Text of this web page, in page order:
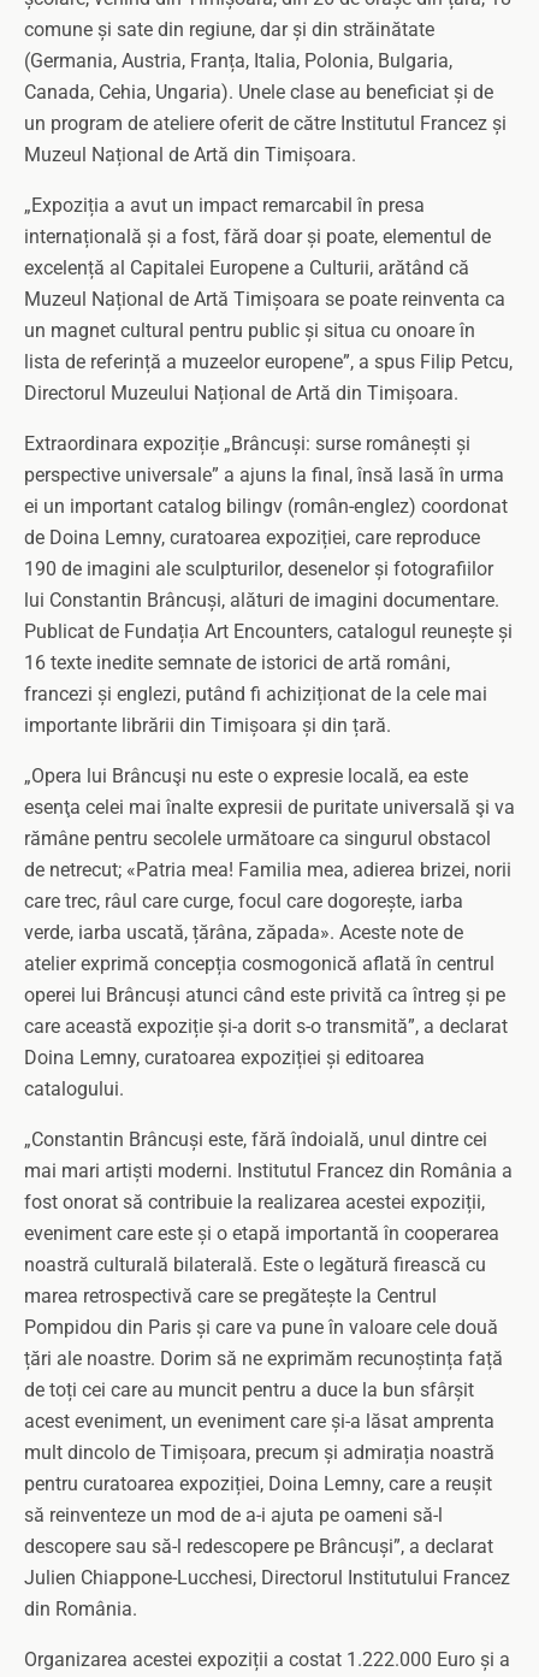
comune și sate din regiune, dar și din străinătate
(Germania, Austria, Franța, Italia, Polonia, Bulgaria,
Canada, Cehia, Ungaria). Unele clase au beneficiat și de
un program de ateliere oferit de către Institutul Francez și
Muzeul Național de Artă din Timișoara.
„Expoziția a avut un impact remarcabil în presa
internațională și a fost, fără doar și poate, elementul de
excelență al Capitalei Europene a Culturii, arătând că
Muzeul Național de Artă Timișoara se poate reinventa ca
un magnet cultural pentru public și situa cu onoare în
lista de referință a muzeelor europene”, a spus Filip Petcu,
Directorul Muzeului Național de Artă din Timișoara.
Extraordinara expoziție „Brâncuși: surse românești și
perspective universale” a ajuns la final, însă lasă în urma
ei un important catalog bilingv (român-englez) coordonat
de Doina Lemny, curatoarea expoziției, care reproduce
190 de imagini ale sculpturilor, desenelor și fotografiilor
lui Constantin Brâncuși, alături de imagini documentare.
Publicat de Fundația Art Encounters, catalogul reunește și
16 texte inedite semnate de istorici de artă români,
francezi și englezi, putând fi achiziționat de la cele mai
importante librării din Timișoara și din țară.
„Opera lui Brâncuşi nu este o expresie locală, ea este
esenţa celei mai înalte expresii de puritate universală şi va
rămâne pentru secolele următoare ca singurul obstacol
de netrecut; «Patria mea! Familia mea, adierea brizei, norii
care trec, râul care curge, focul care dogorește, iarba
verde, iarba uscată, țărâna, zăpada». Aceste note de
atelier exprimă concepția cosmogonică aflată în centrul
operei lui Brâncuși atunci când este privită ca întreg și pe
care această expoziție și-a dorit s-o transmită”, a declarat
Doina Lemny, curatoarea expoziției și editoarea
catalogului.
„Constantin Brâncuși este, fără îndoială, unul dintre cei
mai mari artiști moderni. Institutul Francez din România a
fost onorat să contribuie la realizarea acestei expoziții,
eveniment care este și o etapă importantă în cooperarea
noastră culturală bilaterală. Este o legătură firească cu
marea retrospectivă care se pregătește la Centrul
Pompidou din Paris și care va pune în valoare cele două
țări ale noastre. Dorim să ne exprimăm recunoștința față
de toți cei care au muncit pentru a duce la bun sfârșit
acest eveniment, un eveniment care și-a lăsat amprenta
mult dincolo de Timișoara, precum și admirația noastră
pentru curatoarea expoziției, Doina Lemny, care a reușit
să reinventeze un mod de a-i ajuta pe oameni să-l
descopere sau să-l redescopere pe Brâncuși”, a declarat
Julien Chiappone-Lucchesi, Directorul Institutului Francez
din România.
Organizarea acestei expoziții a costat 1.222.000 Euro și a